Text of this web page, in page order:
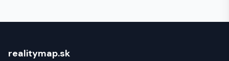
realitymap.sk